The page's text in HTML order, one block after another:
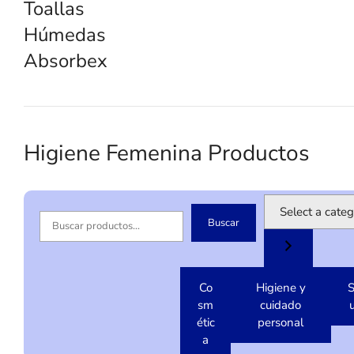
Toallas
Húmedas
Absorbex
Higiene Femenina Productos
u
Buscar
c
t
a
c
a
Co
sm
étic
a
Higiene y
cuidado
personal